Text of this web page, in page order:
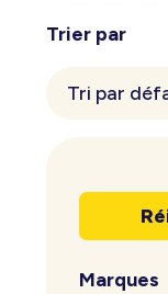
Trier par
Marques